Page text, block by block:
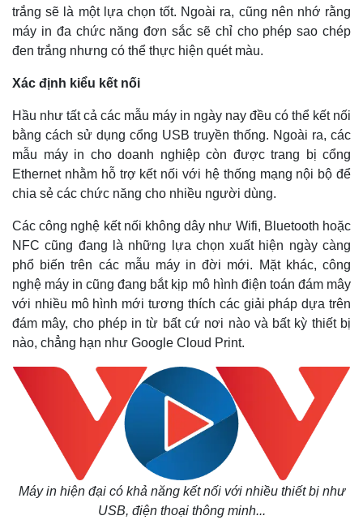
Thế giới
Quan sát
Cuộc sống đó đây
Hồ sơ
Video
Ảnh
trắng sẽ là một lựa chọn tốt. Ngoài ra, cũng nên nhớ rằng
máy in đa chức năng đơn sắc sẽ chỉ cho phép sao chép
đen trắng nhưng có thể thực hiện quét màu.
Xác định kiểu kết nối
Hầu như tất cả các mẫu máy in ngày nay đều có thể kết nối
bằng cách sử dụng cổng USB truyền thống. Ngoài ra, các
mẫu máy in cho doanh nghiệp còn được trang bị cổng
Ethernet nhằm hỗ trợ kết nối với hệ thống mạng nội bộ để
chia sẻ các chức năng cho nhiều người dùng.
Các công nghệ kết nối không dây như Wifi, Bluetooth hoặc
NFC cũng đang là những lựa chọn xuất hiện ngày càng
phổ biến trên các mẫu máy in đời mới. Mặt khác, công
nghệ máy in cũng đang bắt kịp mô hình điện toán đám mây
với nhiều mô hình mới tương thích các giải pháp dựa trên
đám mây, cho phép in từ bất cứ nơi nào và bất kỳ thiết bị
nào, chẳng hạn như Google Cloud Print.
Máy in hiện đại có khả năng kết nối với nhiều thiết bị như
USB, điện thoại thông minh...